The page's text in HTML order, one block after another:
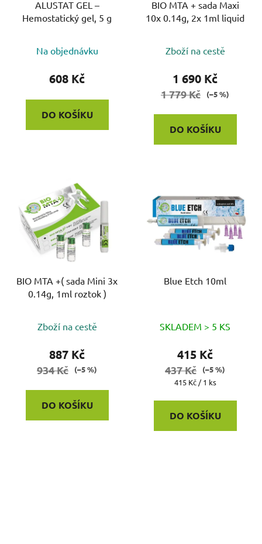
ALUSTAT GEL –
Hemostatický gel, 5 g
Na objednávku
608 Kč
DO KOŠÍKU
BIO MTA + sada Maxi
10x 0.14g, 2x 1ml liquid
Zboží na cestě
1 690 Kč
1 779 Kč (–5 %)
DO KOŠÍKU
BIO MTA +( sada Mini 3x
0.14g, 1ml roztok )
Zboží na cestě
887 Kč
934 Kč (–5 %)
DO KOŠÍKU
Blue Etch 10ml
SKLADEM > 5 KS
415 Kč
437 Kč
(–5 %)
Měrná
415 Kč / 1 ks
DO KOŠÍKU